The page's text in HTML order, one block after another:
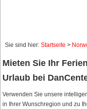
Sie sind hier: Startseite >
Mieten Sie Ihr
Urlaub bei
Verwenden Sie unsere
in Ihrer Wunschregion und zu